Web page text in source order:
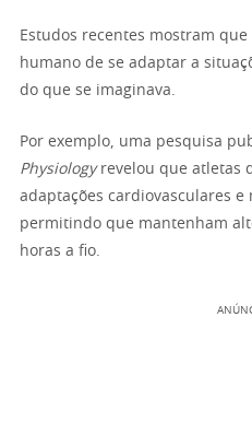
Estudos recentes mostram
humano de se adaptar a
do que se imaginava.
Por exemplo, uma pesquisa
Physiologyrevelou que atletas
adaptações cardiovasculares e
permitindo que mantenham
horas a fio.